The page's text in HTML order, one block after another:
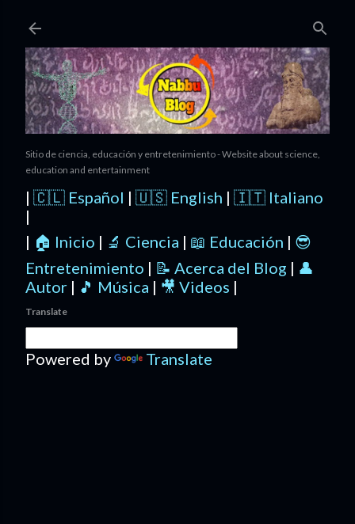
Sitio de ciencia, educación y entretenimiento - Website about science,
education and entertainment
| 🇨🇱 Español | 🇺🇸 English | 🇮🇹 Italiano
|
| 🏠 Inicio | 🔬 Ciencia | 📖 Educación | 😎
Entretenimiento | 📝 Acerca del Blog | 👤
Autor | 🎵 Música | 🎥 Videos |
Translate
Powered by Translate